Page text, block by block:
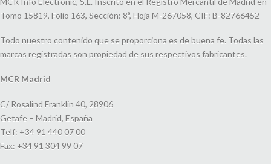
Tomo 15819, Folio 163, Sección: 8ª, Hoja M-267058, CIF: B-82766452
Todo nuestro contenido que se proporciona es de buena fe. Todas las
marcas registradas son propiedad de sus respectivos fabricantes.
MCR Madrid
C/ Rosalind Franklin 40, 28906
Getafe – Madrid, España
Telf: +34 91 440 07 00
Fax: +34 91 304 99 07